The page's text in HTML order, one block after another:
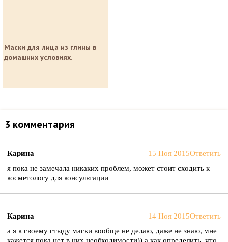
Маски для лица из глины в
домашних условиях.
3 комментария
Карина 15 Ноя 2015Ответить
я пока не замечала никаких проблем, может стоит сходить к
косметологу для консультации
Карина 14 Ноя 2015Ответить
а я к своему стыду маски вообще не делаю, даже не знаю, мне